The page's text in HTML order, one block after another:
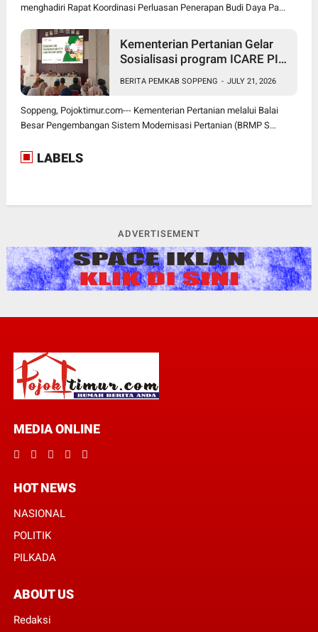
menghadiri Rapat Koordinasi Perluasan Penerapan Budi Daya Pa...
Kementerian Pertanian Gelar
Sosialisasi program ICARE PIU
BERITA PEMKAB SOPPENG - JULY 21, 2026
Soppeng, Pojoktimur.com--- Kementerian Pertanian melalui Balai
Besar Pengembangan Sistem Modernisasi Pertanian (BRMP S...
LABELS
ADVERTISEMENT
MEDIA ONLINE
HOT NEWS
NASIONAL
POLITIK
PILKADA
ABOUT US
Redaksi